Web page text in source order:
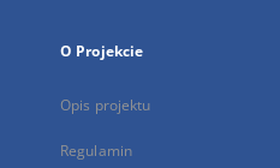
O Projekcie
Opis projektu
Regulamin